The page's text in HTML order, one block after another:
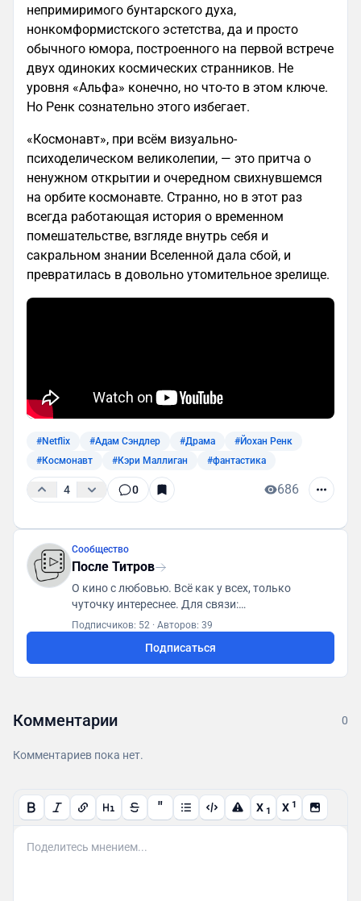
непримиримого бунтарского духа,
нонкомформистского эстетства, да и просто
обычного юмора, построенного на первой встрече
двух одиноких космических странников. Не
уровня «Альфа» конечно, но что-то в этом ключе.
Но Ренк сознательно этого избегает.
«Космонавт», при всём визуально-
психоделическом великолепии, — это притча о
ненужном открытии и очередном свихнувшемся
на орбите космонавте. Странно, но в этот раз
всегда работающая история о временном
помешательстве, взгляде внутрь себя и
сакральном знании Вселенной дала сбой, и
превратилась в довольно утомительное зрелище.
#Netflix #Адам Сэндлер #Драма
#Йохан Ренк
#Космонавт
#Кэри Маллиган #фантастика
4 0 686
Сообщество
После Титров
О кино с любовью. Всё как у всех, только
чуточку интереснее. Для связи:
posletitrov@yandex.ru
Подписчиков: 52 · Авторов: 39
Подписаться
Комментарии 0
Комментариев пока нет.
" X 1 X 1